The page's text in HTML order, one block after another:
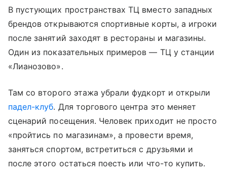
В пустующих пространствах ТЦ вместо западных
брендов открываются спортивные корты, а игроки
после занятий заходят в рестораны и магазины.
Один из показательных примеров — ТЦ у станции
«Лианозово».
Там со второго этажа убрали фудкорт и открыли
падел-клуб. Для торгового центра это меняет
сценарий посещения. Человек приходит не просто
«пройтись по магазинам», а провести время,
заняться спортом, встретиться с друзьями и
после этого остаться поесть или что-то купить.